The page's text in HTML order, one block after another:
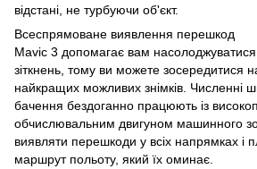
відстані, не турбуючи об'єкт.
Всеспрямоване виявлення перешкод
Mavic 3 допомагає вам
зіткнень, тому ви можете зосередитися
найкращих можливих знімків. Численні
бачення бездоганно працюють із
обчислювальним двигуном машинного
виявляти перешкоди у всіх напрямках і
маршрут польоту, який їх оминає.